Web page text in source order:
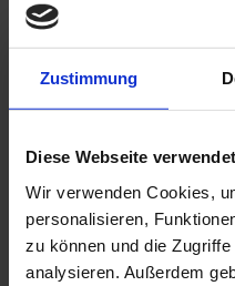
Zustimmung
Diese Webseite
Wir verwenden Cookies,
personalisieren,
zu können und die
analysieren. Außerdem